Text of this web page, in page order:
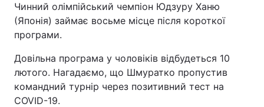
Чинний олімпійський чемпіон Юдзуру Ханю
(Японія) займає восьме місце після короткої
програми.
Довільна програма у чоловіків відбудеться 10
лютого. Нагадаємо, що Шмуратко пропустив
командний турнір через позитивний тест на
COVID-19.